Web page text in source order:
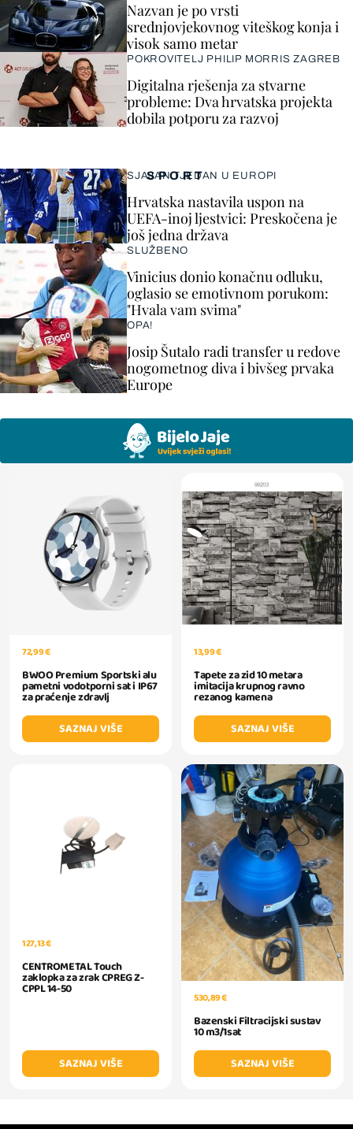
SPORT
SJAJAN TJEDAN U EUROPI
Hrvatska nastavila uspon na
UEFA-inoj ljestvici: Preskočena je
još jedna država
SLUŽBENO
Vinicius donio konačnu odluku,
oglasio se emotivnom porukom:
"Hvala vam svima"
OPA!
Josip Šutalo radi transfer u redove
nogometnog diva i bivšeg prvaka
Europe
Nazvan je po vrsti
srednjovjekovnog viteškog konja i
visok samo metar
POKROVITELJ PHILIP MORRIS ZAGREB
Digitalna rješenja za stvarne
probleme: Dva hrvatska projekta
dobila potporu za razvoj
72,99 €
BWOO Premium Sportski alu
pametni vodotporni sat i IP67
za praćenje zdravlj
SAZNAJ VIŠE
13,99 €
Tapete za zid 10 metara
imitacija krupnog ravno
rezanog kamena
SAZNAJ VIŠE
127,13 €
CENTROMETAL Touch
zaklopka za zrak CPREG Z-
CPPL 14-50
SAZNAJ VIŠE
530,89 €
Bazenski Filtracijski sustav
10 m3/1sat
SAZNAJ VIŠE